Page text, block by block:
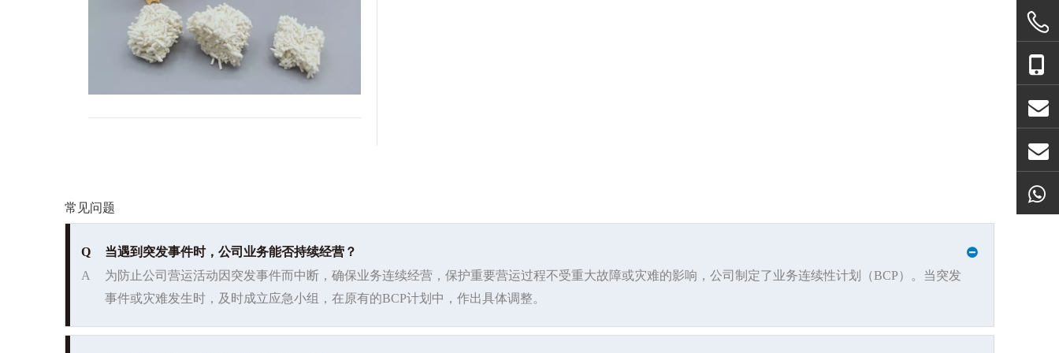
常见问题
Q
当遇到突发事件时，公司业务能否持续经营？
A
为防止公司营运活动因突发事件而中断，确保业务连续经营，保护重要营运过程不受重大故障或灾难的影响，公司制定了业务连续性计划（BCP）。当突发
事件或灾难发生时，及时成立应急小组，在原有的BCP计划中，作出具体调整。